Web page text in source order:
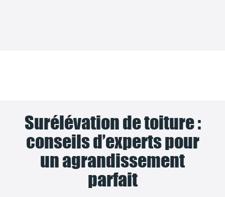
Surélévation de toiture :
conseils d’experts pour
un agrandissement
parfait